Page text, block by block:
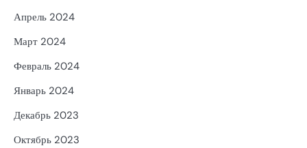
Апрель 2024
Март 2024
Февраль 2024
Январь 2024
Декабрь 2023
Октябрь 2023